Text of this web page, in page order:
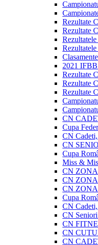
Rezultate
Rezultate
2021
Rezultate
Rezultate
Rezultate
CN
Cupa
CN
CN
Cupa
Miss &
CN
CN
CN
Cupa
CN
CN
CN
CN
CN